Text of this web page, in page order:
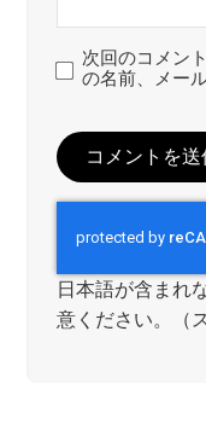
次回のコメン
の名前、メー
日本語が含まれ
意ください。（